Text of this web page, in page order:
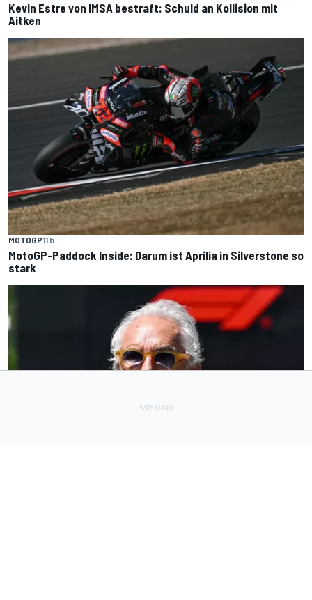
Kevin Estre von IMSA bestraft: Schuld an Kollision mit
Aitken
MOTOGP11 h
MotoGP-Paddock Inside: Darum ist Aprilia in Silverstone so
stark